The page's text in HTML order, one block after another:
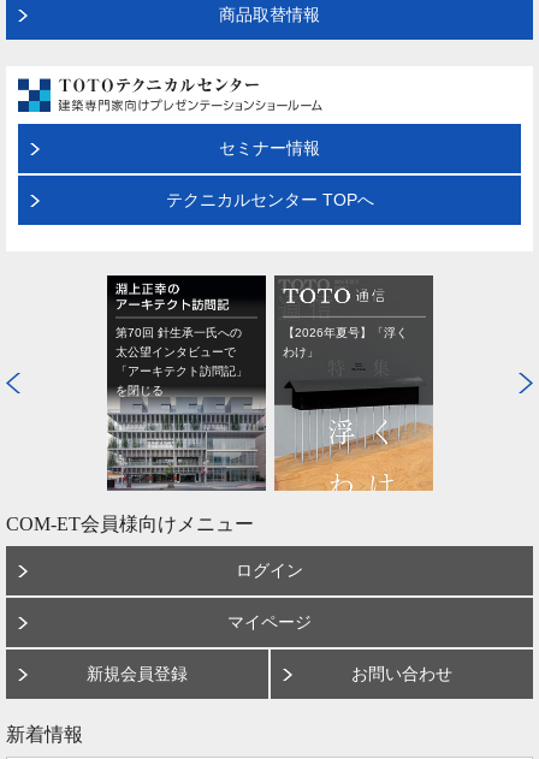
商品取替情報
セミナー情報
テクニカルセンター TOPへ
第70回 針生承一氏への
太公望インタビューで
「アーキテクト訪問記」
を閉じる
【2026年夏号】「浮く
わけ」
COM-ET会員様向けメニュー
ログイン
マイページ
新規会員登録 お問い合わせ
新着情報